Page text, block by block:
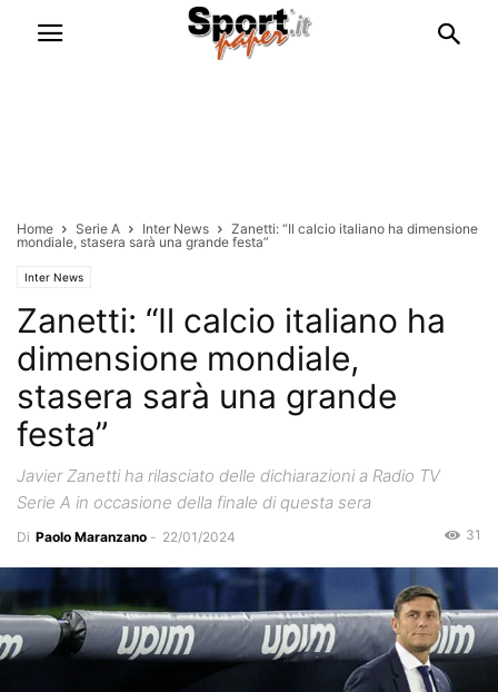
Home Serie A Inter News
Zanetti: “Il calcio italiano ha dimensione
mondiale, stasera sarà una grande festa”
Inter News
Zanetti: “Il calcio italiano ha
dimensione mondiale,
stasera sarà una grande
festa”
Javier Zanetti ha rilasciato delle dichiarazioni a Radio TV
Serie A in occasione della finale di questa sera
Di Paolo Maranzano - 22/01/2024 31